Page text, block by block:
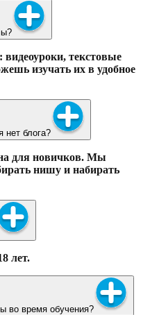
текстовые
изучать их в удобное
нет блога?
для новичков. Мы
нишу и набирать
лет.
во время обучения?